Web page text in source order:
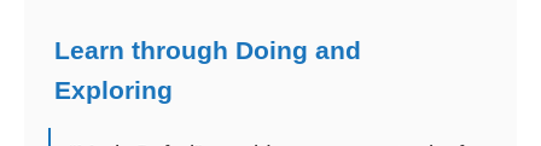
Learn through Doing and
Exploring